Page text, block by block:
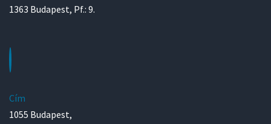
1363 Budapest, Pf.: 9.
Cím
1055 Budapest,